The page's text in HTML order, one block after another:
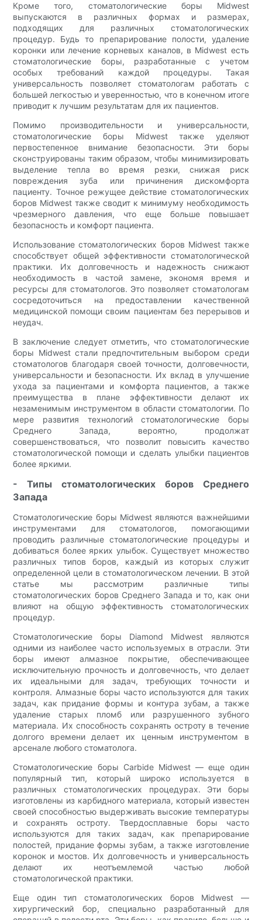
Кроме того, стоматологические боры Midwest
выпускаются в различных формах и размерах,
подходящих для различных стоматологических
процедур. Будь то препарирование полости, удаление
коронки или лечение корневых каналов, в Midwest есть
стоматологические боры, разработанные с учетом
особых требований каждой процедуры. Такая
универсальность позволяет стоматологам работать с
большей легкостью и уверенностью, что в конечном итоге
приводит к лучшим результатам для их пациентов.
Помимо производительности и универсальности,
стоматологические боры Midwest также уделяют
первостепенное внимание безопасности. Эти боры
сконструированы таким образом, чтобы минимизировать
выделение тепла во время резки, снижая риск
повреждения зуба или причинения дискомфорта
пациенту. Точное режущее действие стоматологических
боров Midwest также сводит к минимуму необходимость
чрезмерного давления, что еще больше повышает
безопасность и комфорт пациента.
Использование стоматологических боров Midwest также
способствует общей эффективности стоматологической
практики. Их долговечность и надежность снижают
необходимость в частой замене, экономя время и
ресурсы для стоматологов. Это позволяет стоматологам
сосредоточиться на предоставлении качественной
медицинской помощи своим пациентам без перерывов и
неудач.
В заключение следует отметить, что стоматологические
боры Midwest стали предпочтительным выбором среди
стоматологов благодаря своей точности, долговечности,
универсальности и безопасности. Их вклад в улучшение
ухода за пациентами и комфорта пациентов, а также
преимущества в плане эффективности делают их
незаменимым инструментом в области стоматологии. По
мере развития технологий стоматологические боры
Среднего Запада, вероятно, продолжат
совершенствоваться, что позволит повысить качество
стоматологической помощи и сделать улыбки пациентов
более яркими.
- Типы стоматологических боров Среднего
Запада
Стоматологические боры Midwest являются важнейшими
инструментами для стоматологов, помогающими
проводить различные стоматологические процедуры и
добиваться более ярких улыбок. Существует множество
различных типов боров, каждый из которых служит
определенной цели в стоматологическом лечении. В этой
статье мы рассмотрим различные типы
стоматологических боров Среднего Запада и то, как они
влияют на общую эффективность стоматологических
процедур.
Стоматологические боры Diamond Midwest являются
одними из наиболее часто используемых в отрасли. Эти
боры имеют алмазное покрытие, обеспечивающее
исключительную прочность и долговечность, что делает
их идеальными для задач, требующих точности и
контроля. Алмазные боры часто используются для таких
задач, как придание формы и контура зубам, а также
удаление старых пломб или разрушенного зубного
материала. Их способность сохранять остроту в течение
долгого времени делает их ценным инструментом в
арсенале любого стоматолога.
Стоматологические боры Carbide Midwest — еще один
популярный тип, который широко используется в
различных стоматологических процедурах. Эти боры
изготовлены из карбидного материала, который известен
своей способностью выдерживать высокие температуры
и сохранять остроту. Твердосплавные боры часто
используются для таких задач, как препарирование
полостей, придание формы зубам, а также изготовление
коронок и мостов. Их долговечность и универсальность
делают их неотъемлемой частью любой
стоматологической практики.
Еще один тип стоматологических боров Midwest —
хирургический бор, специально разработанный для